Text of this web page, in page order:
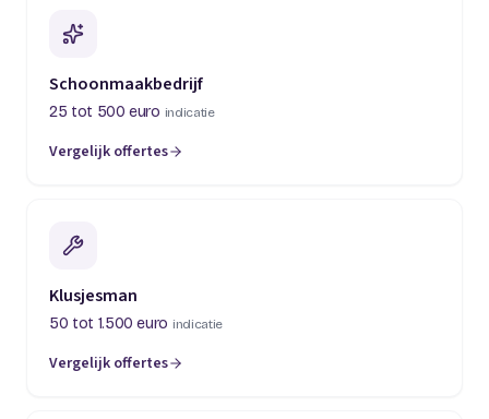
Schoonmaakbedrijf
25 tot 500 euro indicatie
Vergelijk offertes
(opent in een nieuw tabblad)
Klusjesman
50 tot 1.500 euro indicatie
Vergelijk offertes
(opent in een nieuw tabblad)